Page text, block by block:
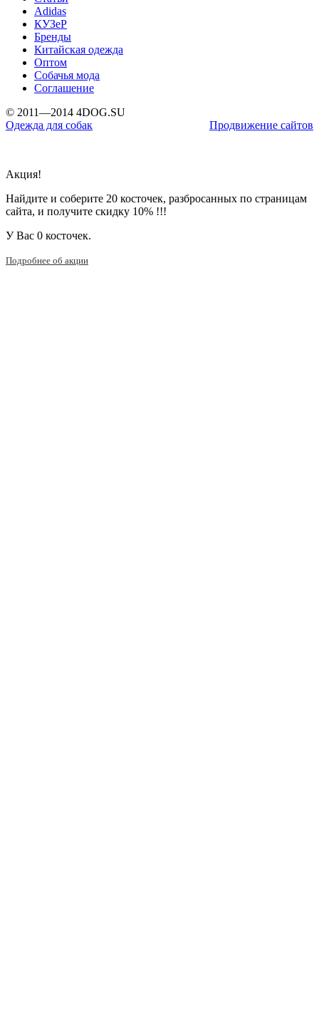
Adidas
КУЗеР
Бренды
Китайская одежда
Оптом
Собачья мода
Соглашение
© 2011—2014 4DOG.SU
Одежда для собак
Продвижение сайтов
Акция!
Найдите и соберите 20 косточек, разбросанных по страницам
сайта, и получите скидку 10% !!!
У Вас 0 косточек.
Подробнее об акции